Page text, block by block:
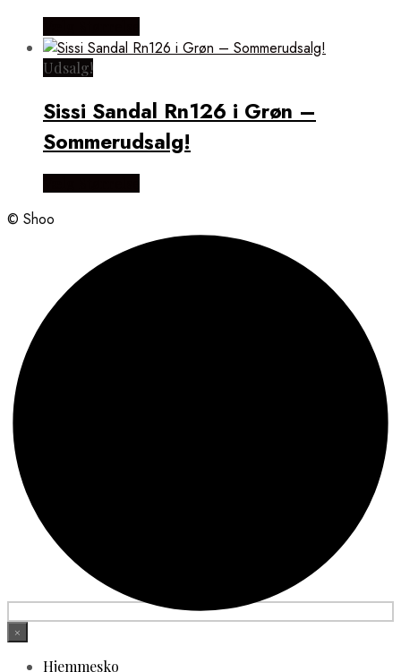
Udsalg!
Sissi Sandal Rn126 i Grøn –
Sommerudsalg!
© Shoo
×
Hjemmesko